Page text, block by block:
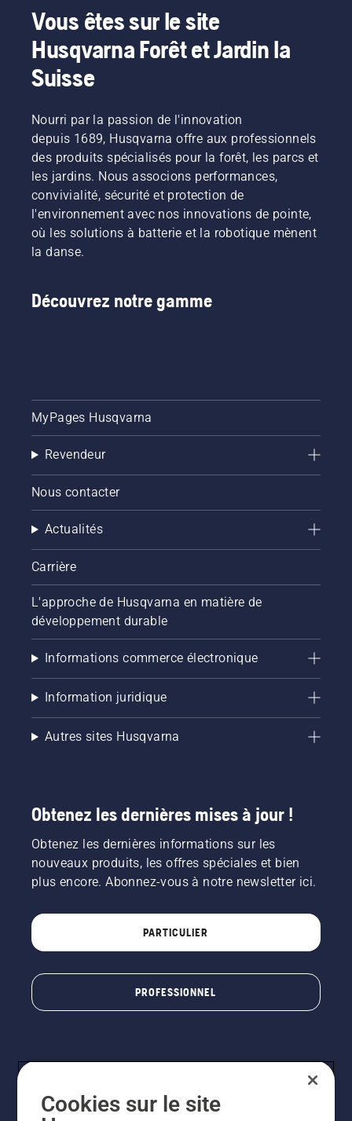
Vous êtes sur le site
Husqvarna Forêt et Jardin la
Suisse
Nourri par la passion de l'innovation
depuis 1689, Husqvarna offre aux professionnels
des produits spécialisés pour la forêt, les parcs et
les jardins. Nous associons performances,
convivialité, sécurité et protection de
l'environnement avec nos innovations de pointe,
où les solutions à batterie et la robotique mènent
la danse.
Découvrez notre gamme
MyPages Husqvarna
Revendeur
Nous contacter
Actualités
Carrière
L'approche de Husqvarna en matière de
développement durable
Informations commerce électronique
Information juridique
Autres sites Husqvarna
Obtenez les dernières mises à jour !
Obtenez les dernières informations sur les
nouveaux produits, les offres spéciales et bien
plus encore. Abonnez-vous à notre newsletter ici.
PARTICULIER
PROFESSIONNEL
Cookies sur le site